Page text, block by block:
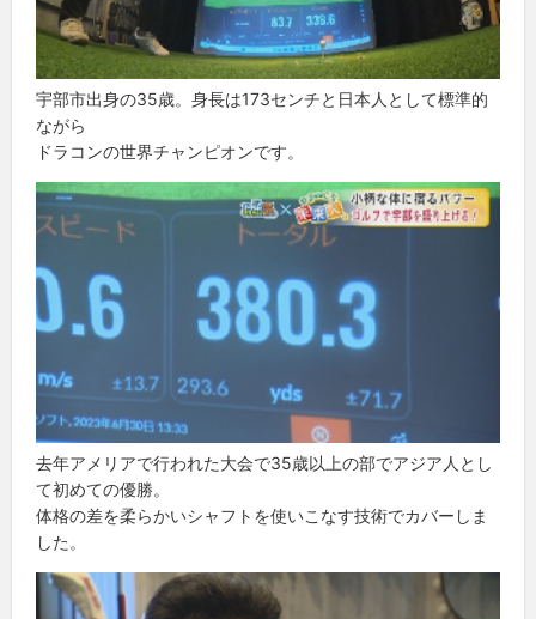
宇部市出身の35歳。身長は173センチと日本人として標準的
ながら
ドラコンの世界チャンピオンです。
去年アメリアで行われた大会で35歳以上の部でアジア人とし
て初めての優勝。
体格の差を柔らかいシャフトを使いこなす技術でカバーしま
した。